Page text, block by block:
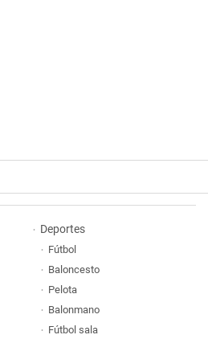
Deportes
Fútbol
Baloncesto
Pelota
Balonmano
Fútbol sala